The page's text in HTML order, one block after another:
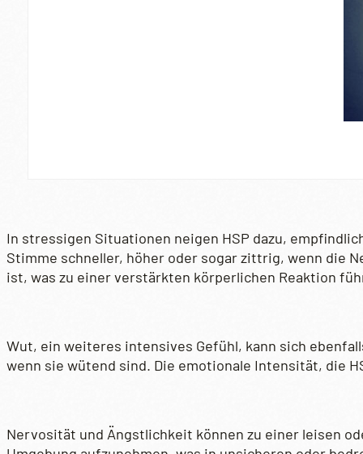
In stressigen Situationen neigen HSP dazu,
Stimme schneller, höher oder sogar zittrig, wenn die
ist, was zu einer verstärkten körperlichen Reaktion
Wut, ein weiteres intensives Gefühl, kann sich
wenn sie wütend sind. Die emotionale Intensität, die
Nervosität und Ängstlichkeit können zu einer leisen